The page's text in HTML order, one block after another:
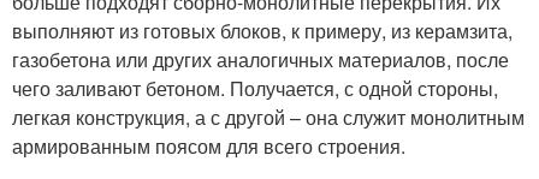
выполняют из готовых блоков, к примеру, из керамзита,
газобетона или других аналогичных материалов, после
чего заливают бетоном. Получается, с одной стороны,
легкая конструкция, а с другой – она служит монолитным
армированным поясом для всего строения.